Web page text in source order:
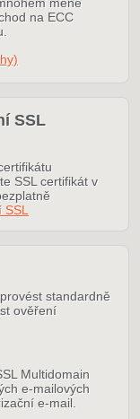
na ECC
SSL
SSL certifikát v
standardně
ověření
Multidomain
e-mailových
e-mail.